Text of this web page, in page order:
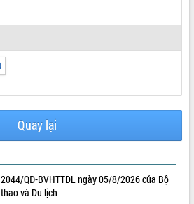
Quay lại
QĐ-BVHTTDL ngày 05/8/2026 của Bộ
và Du lịch